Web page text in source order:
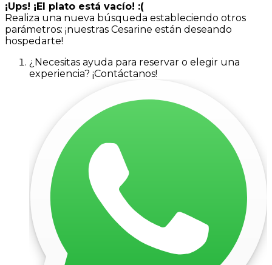
¡Ups! ¡El plato está vacío! :(
Realiza una nueva búsqueda estableciendo otros
parámetros: ¡nuestras Cesarine están deseando
hospedarte!
¿Necesitas ayuda para reservar o elegir una
experiencia? ¡Contáctanos!